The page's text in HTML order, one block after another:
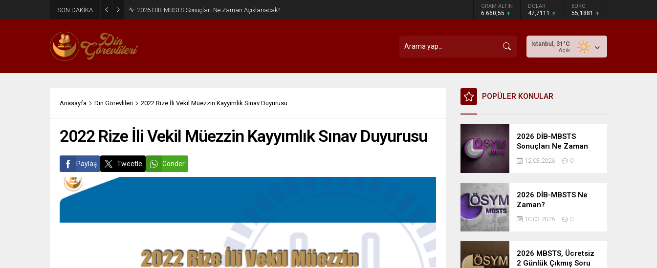
SON DAKİKA 2026 DİB-MBSTS Ne Zaman? GRAM ALTIN
6.660,55
DOLAR
47,7111
EURO
55,1881
İstanbul, 31 °C
Açık
Anasayfa Din Görevlileri 2022 Rize İli Vekil Müezzin Kayyımlık Sınav Duyurusu
2022 Rize İli Vekil Müezzin Kayyımlık Sınav Duyurusu
Paylaş Tweetle Gönder
POPÜLER KONULAR
2026 DİB-MBSTS
Sonuçları Ne Zaman
Açıklanacak?
12.03.2026 0
2026 DİB-MBSTS Ne
Zaman?
10.03.2026 0
2026 MBSTS, Ücretsiz
2 Günlük Çıkmış Soru